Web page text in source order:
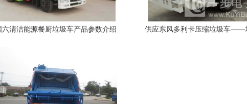
六清洁能源餐厨垃圾车产品参数介绍
供应东风多利卡压缩垃圾车——